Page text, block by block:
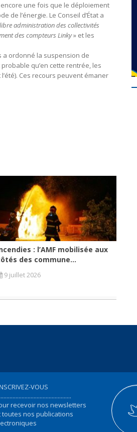
une fois que le déploiement
de l’énergie. Le Conseil d’État a
administration des collectivités
des compteurs Linky» et les
a ordonné la suspension de
qu’en cette rentrée, les
Ces recours peuvent émaner
: l’AMF mobilisée aux
des commune...
9 juillet 2026
VOUS
recevoir nos newsletters
toutes nos publications